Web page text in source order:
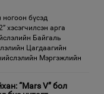
ногоон бүсэд
хэсэгчилсэн арга
Байгаль
Цагдаагийн
Мэргэжлийн
“Mars V” бол